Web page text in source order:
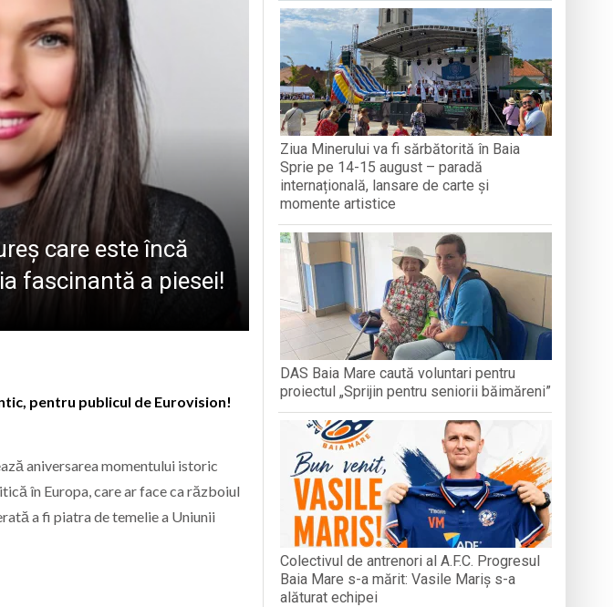
Ungureni
maramureșean printr-o întâmplare
2026
15 august – paradă internațională, lansare de carte și momente
CLUJ-NAPOCA
care este încă
fascinantă a piesei!
pentru publicul de Eurovision!
aniversarea momentului istoric
în Europa, care ar face ca războiul
a fi piatra de temelie a Uniunii
Ziua Minerului va fi sărbătorită în Baia
Sprie pe 14-15 august – paradă
internațională, lansare de carte și
momente artistice
DAS Baia Mare caută voluntari pentru
proiectul „Sprijin pentru seniorii băimăreni”
Colectivul de antrenori al A.F.C. Progresul
Baia Mare s-a mărit: Vasile Mariș s-a
alăturat echipei